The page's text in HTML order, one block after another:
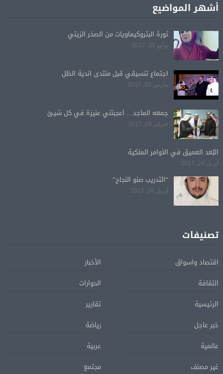
أشهر المواضيع
ثورة البتروكيماويات من الصخر الزيتي
يوليو 30, 2017
اجتماع تنسيقي قبل منتدى اندية الظل
مارس 03, 2017
جمعه الماجد… أعجبتني عنيزة في كل شيئ
فبراير 28, 2017
البُعد العميق في الأوامر الملكية
أبريل 24, 2017
“التدريب صنو النجاح”
أبريل 16, 2017
تصنيفات
اقتصاد واسواق
الأخبار
الثقافة
الحوارات
الرئيسية
تقارير
خبر عاجل
رياضة
عالمية
عربية
غير مصنف
مجتمع